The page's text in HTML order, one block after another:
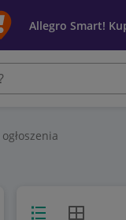
Allegro Smart!
ogłoszenia
Widok listyWidok siatki